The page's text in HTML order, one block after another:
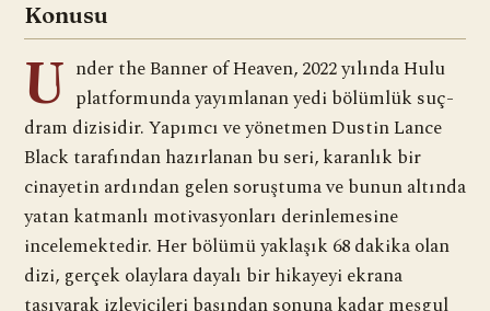
Konusu
U nder the Banner of Heaven, 2022 yılında Hulu
platformunda yayımlanan yedi bölümlük suç-
dram dizisidir. Yapımcı ve yönetmen Dustin Lance
Black tarafından hazırlanan bu seri, karanlık bir
cinayetin ardından gelen soruştuma ve bunun altında
yatan katmanlı motivasyonları derinlemesine
incelemektedir. Her bölümü yaklaşık 68 dakika olan
dizi, gerçek olaylara dayalı bir hikayeyi ekrana